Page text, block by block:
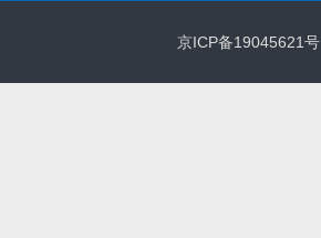
京ICP备19045621号